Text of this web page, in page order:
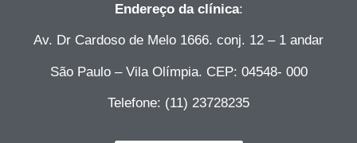
Endereço da clínica:
Av. Dr Cardoso de Melo 1666. conj. 12 – 1 andar
São Paulo – Vila Olímpia. CEP: 04548- 000
Telefone: (11) 23728235